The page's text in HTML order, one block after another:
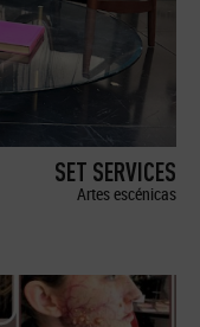
SET SERVICES
Artes escénicas